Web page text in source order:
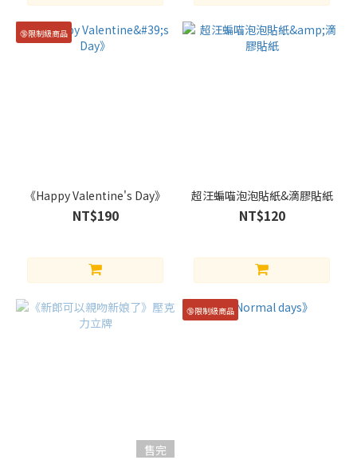
給
(24)
MINAMIDA
🔞限制級商品
《Happy Valentine's Day》
NT$190
超汪蝙喵泡泡貼紙&滴膠貼紙
NT$120
售完
🔞限制級商品